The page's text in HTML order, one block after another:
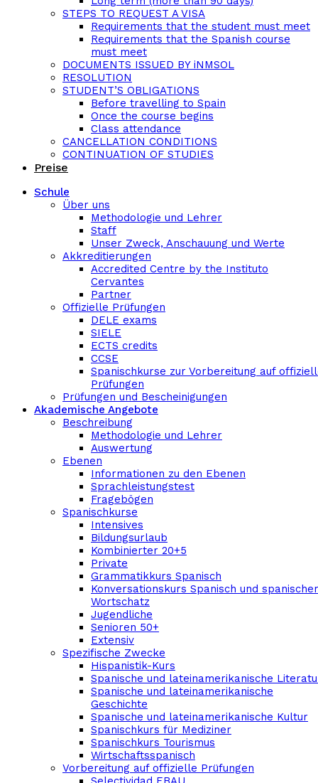
STEPS TO REQUEST A VISA
Requirements that the student must meet
Requirements that the Spanish course
must meet
DOCUMENTS ISSUED BY iNMSOL
RESOLUTION
STUDENT’S OBLIGATIONS
Before travelling to Spain
Once the course begins
Class attendance
CANCELLATION CONDITIONS
CONTINUATION OF STUDIES
Preise
Schule
Über uns
Methodologie und Lehrer
Staff
Unser Zweck, Anschauung und Werte
Akkreditierungen
Accredited Centre by the Instituto
Cervantes
Partner
Offizielle Prüfungen
DELE exams
SIELE
ECTS credits
CCSE
Spanischkurse zur Vorbereitung auf
Prüfungen
Prüfungen und Bescheinigungen
Akademische Angebote
Beschreibung
Methodologie und Lehrer
Auswertung
Ebenen
Informationen zu den Ebenen
Sprachleistungstest
Fragebögen
Spanischkurse
Intensives
Bildungsurlaub
Kombinierter 20+5
Private
Grammatikkurs Spanisch
Konversationskurs Spanisch und spanischer
Wortschatz
Jugendliche
Senioren 50+
Extensiv
Spezifische Zwecke
Hispanistik-Kurs
Spanische und lateinamerikanische
Spanische und lateinamerikanische
Geschichte
Spanische und lateinamerikanische Kultur
Spanischkurs für Mediziner
Spanischkurs Tourismus
Wirtschaftsspanisch
Vorbereitung auf offizielle Prüfungen